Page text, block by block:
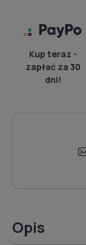
Kup teraz -
zapłać za 30
dni!
Opis